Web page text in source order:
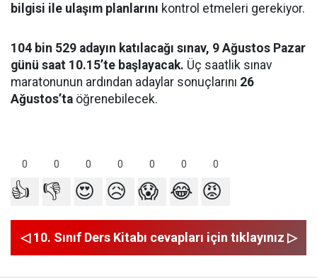
bilgisi ile ulaşım planlarını kontrol etmeleri gerekiyor.
104 bin 529 adayın katılacağı sınav, 9 Ağustos Pazar
günü saat 10.15’te başlayacak. Üç saatlik sınav
maratonunun ardından adaylar sonuçlarını 26
Ağustos’ta öğrenebilecek.
0 0 0 0 0 0 0
👍 👎 😍 😥 😱 😂 😡
◁ 10. Sınıf Ders Kitabı cevapları için tıklayınız ▷